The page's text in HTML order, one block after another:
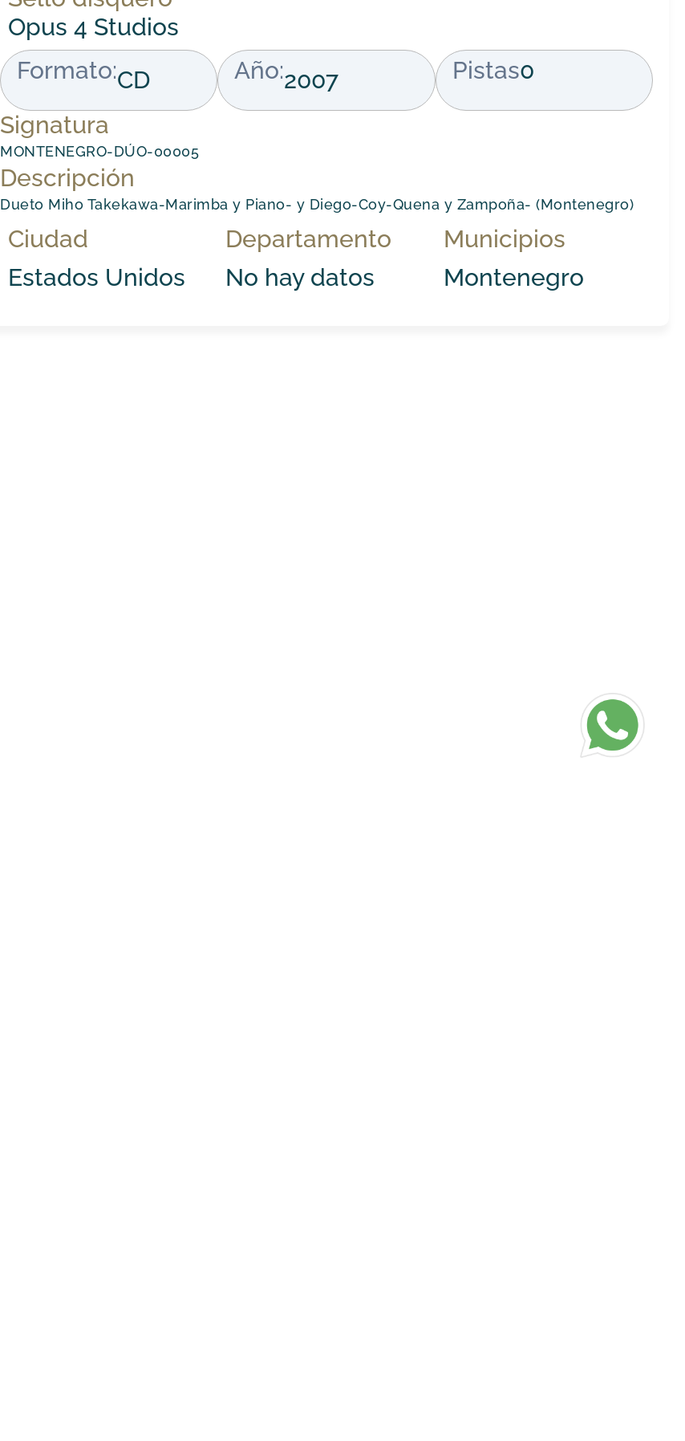
Opus 4 Studios
Formato:CD Año:2007 Pistas0
Signatura
MONTENEGRO-DÚO-00005
Descripción
Dueto Miho Takekawa-Marimba y Piano- y Diego-Coy-Quena y Zampoña- (Montenegro)
Ciudad
Estados Unidos
Departamento
No hay datos
Municipios
Montenegro